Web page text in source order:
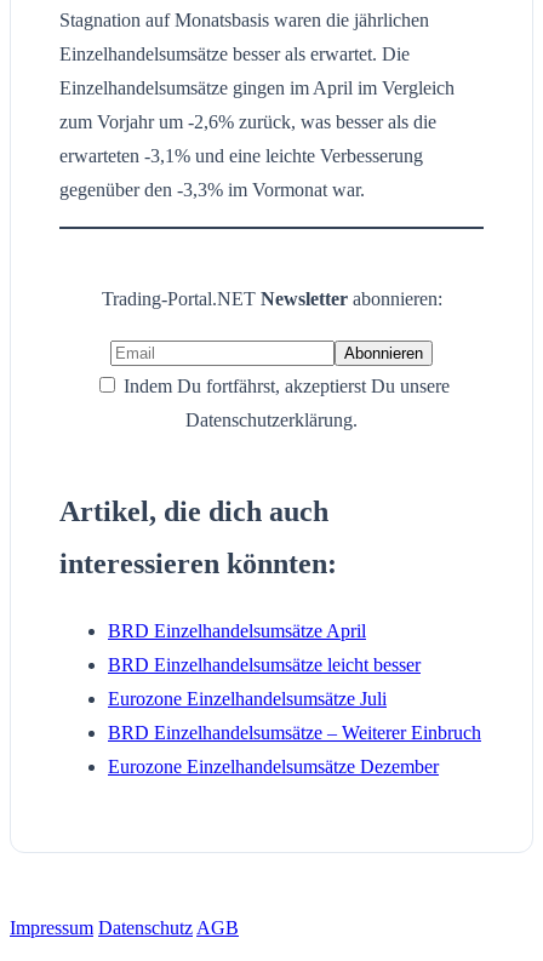
Stagnation auf Monatsbasis waren die jährlichen
Einzelhandelsumsätze besser als erwartet. Die
Einzelhandelsumsätze gingen im April im Vergleich
zum Vorjahr um -2,6% zurück, was besser als die
erwarteten -3,1% und eine leichte Verbesserung
gegenüber den -3,3% im Vormonat war.
Trading-Portal.NET Newsletter abonnieren:
Indem Du fortfährst, akzeptierst Du unsere
Datenschutzerklärung.
Artikel, die dich auch
interessieren könnten:
BRD Einzelhandelsumsätze April
BRD Einzelhandelsumsätze leicht besser
Eurozone Einzelhandelsumsätze Juli
BRD Einzelhandelsumsätze – Weiterer Einbruch
Eurozone Einzelhandelsumsätze Dezember
Impressum Datenschutz AGB